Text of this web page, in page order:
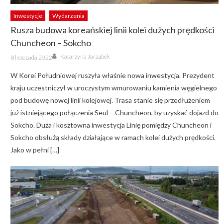
Inwestycje Wydarzenia
Rusza budowa koreańskiej linii kolei dużych prędkości
Chuncheon – Sokcho
Posted
on
8 listopada 2022 Author
Katarzyna Jarząbek
W Korei Południowej ruszyła właśnie nowa inwestycja. Prezydent
kraju uczestniczył w uroczystym wmurowaniu kamienia węgielnego
pod budowę nowej linii kolejowej. Trasa stanie się przedłużeniem
już istniejącego połączenia Seul – Chuncheon, by uzyskać dojazd do
Sokcho. Duża i kosztowna inwestycja Linię pomiędzy Chuncheon i
Sokcho obsłużą składy działające w ramach kolei dużych prędkości.
Jako w pełni […]